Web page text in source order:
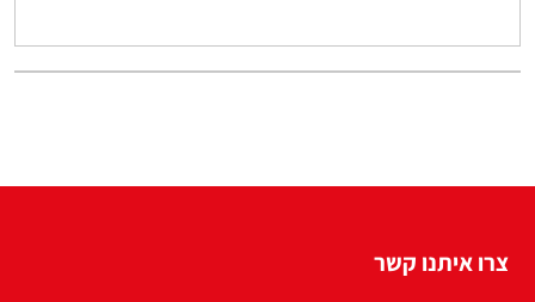
צרו איתנו קשר